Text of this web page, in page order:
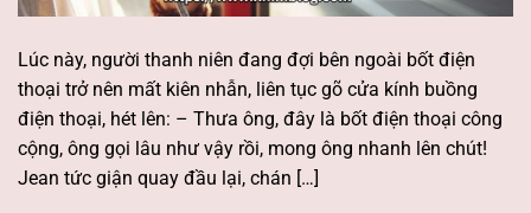
Lúc này, người thanh niên đang đợi bên ngoài bốt điện
thoại trở nên mất kiên nhẫn, liên tục gõ cửa kính buồng
điện thoại, hét lên: – Thưa ông, đây là bốt điện thoại công
cộng, ông gọi lâu như vậy rồi, mong ông nhanh lên chút!
Jean tức giận quay đầu lại, chán […]